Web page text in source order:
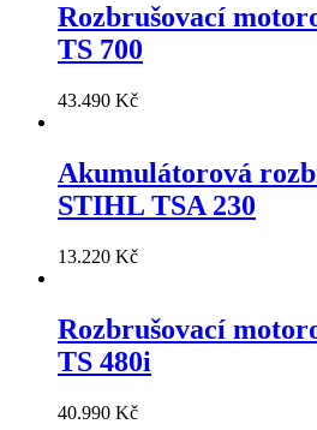
Rozbrušovací
TS 700
43.490 Kč
Akumulátorová
STIHL TSA 230
13.220 Kč
Rozbrušovací
TS 480i
40.990 Kč